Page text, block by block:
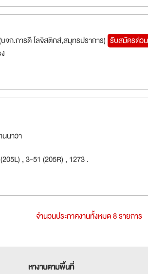
ก.การดี โลจิสติกส์,สมุทรปราการ) รับสมัครด่วน
นาวา
, 3-51 (205R) , 1273 .
จำนวนประกาศงานทั้งหมด 8 รายการ
หางานตามพื้นที่